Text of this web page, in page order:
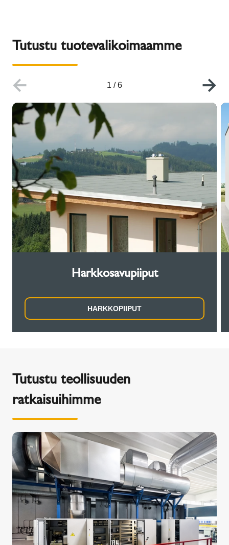
Tutustu tuotevalikoimaamme
1 /6
Harkkosavupiiput
HARKKOPIIPUT
Tutustu teollisuuden
ratkaisuihimme